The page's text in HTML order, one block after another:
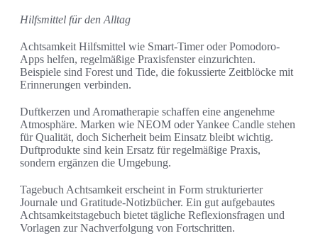
Hilfsmittel für den Alltag
Achtsamkeit Hilfsmittel wie Smart-Timer oder Pomodoro-
Apps helfen, regelmäßige Praxisfenster einzurichten.
Beispiele sind Forest und Tide, die fokussierte Zeitblöcke mit
Erinnerungen verbinden.
Duftkerzen und Aromatherapie schaffen eine angenehme
Atmosphäre. Marken wie NEOM oder Yankee Candle stehen
für Qualität, doch Sicherheit beim Einsatz bleibt wichtig.
Duftprodukte sind kein Ersatz für regelmäßige Praxis,
sondern ergänzen die Umgebung.
Tagebuch Achtsamkeit erscheint in Form strukturierter
Journale und Gratitude-Notizbücher. Ein gut aufgebautes
Achtsamkeitstagebuch bietet tägliche Reflexionsfragen und
Vorlagen zur Nachverfolgung von Fortschritten.